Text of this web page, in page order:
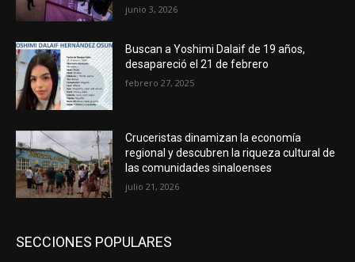
junio 3, 2026
Buscan a Yoshimi Dalaif de 19 años,
desapareció el 21 de febrero
febrero 27, 2025
Cruceristas dinamizan la economía
regional y descubren la riqueza cultural de
las comunidades sinaloenses
julio 21, 2026
SECCIONES POPULARES